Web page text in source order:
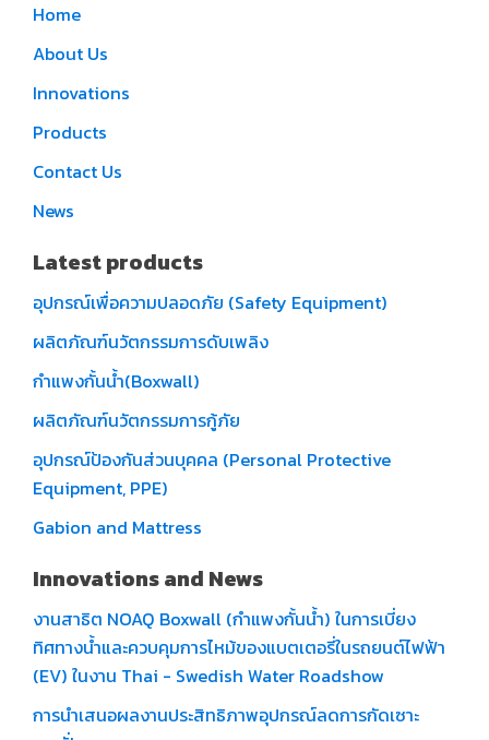
Home
About Us
Innovations
Products
Contact Us
News
Latest products
อุปกรณ์เพื่อความปลอดภัย (Safety Equipment)
ผลิตภัณฑ์นวัตกรรมการดับเพลิง
กำแพงกั้นน้ำ(Boxwall)
ผลิตภัณฑ์นวัตกรรมการกู้ภัย
อุปกรณ์ป้องกันส่วนบุคคล (Personal Protective
Equipment, PPE)
Gabion and Mattress
Innovations and News
งานสาธิต NOAQ Boxwall (กำแพงกั้นน้ำ) ในการเบี่ยง
ทิศทางน้ำและควบคุมการไหม้ของแบตเตอรี่ในรถยนต์ไฟฟ้า
(EV) ในงาน Thai - Swedish Water Roadshow
การนำเสนอผลงานประสิทธิภาพอุปกรณ์ลดการกัดเซาะ